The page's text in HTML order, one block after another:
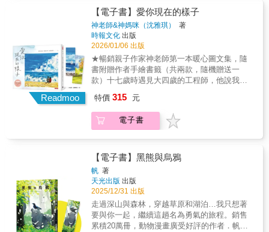
感，彷彿這份陪伴真的存在於自己的日常裡。
圖像與文字彼此留白，營造出舒適、緩慢的閱
讀節奏。療癒人心的陪伴感故事沒有強烈的情
節推進，也不試圖告訴讀者「應該怎麼做」。
它只是溫柔地提醒我們：可以停下來喘口氣，
可以什麼都不做。你不需要立刻變好，也不必
變得更努力，「你已經夠好了。」允許自己短
暫地柔軟下來，在任何狀態裡，都被好好接
住。規格：17 x 23 x 1cm / 精裝 / 全彩 / 無注
音。
屋、陰莖博物館、傑古沙龍冰河湖、龍蝦鎮、
惠爾火山口、極光……■ 冰島旅遊汁訊圖鑑冰
島地圖、旅行小物、住宿、吃喝、教堂、泡溫
泉、設計小店、美術館、燈塔、動物
PAPAPA……■ 歡迎登上小高潮旅行社首發車--
IKUIKU ICELANDPOV：你想像的冰島只有極
光和溫泉嗎？跟著色長去旅行，這是一趟多重
高潮的公路之旅！→ 除了朝聖《白日夢冒險
王》場景、爬冰川、登火山……還有～◢ 逛美
直擊冰島動物PAPAPA→ 這更是一場用插畫設
計與漫畫拼貼出的「冰島之旅」刊物--～貼腥安
排～特別收錄！◢ 35篇公路旅行漫畫◢ 上百個
旅行汁訊景點圖鑑～細腥繪製～加強推播！◢
旅行海報的構圖感◢ 設計雜誌的編排感◢ 美美
圖鑑的收藏感每一頁都是視覺享受的紙上旅
行，讓我們一休尼??！??！冰島！■ 次回預告
《小高潮旅行社》為系列刊物，「每季」帶你
出發一個北歐國家或城市～第2站--瑞典 | 一頁
頁IKEA型錄的生活提案 第3站--哥本哈根 | 逛一
本丹麥設計雜誌 第4站--赫爾辛基 | 一本關於芬
Readmoo
【電子書】愛你現在的樣子
神老師&神媽咪（沈雅琪）
著
時報文化 出版
2026/01/06 出版
★暢銷親子作家神老師第一本暖心圖文集，隨
書附贈作者手繪書籤（共兩款，隨機贈送一
款）十七歲時遇見大四歲的工程師，他說我是
熟。三十年來，一起攜手走過人生中的風風雨
雨，經歷了無數考驗--我們，依舊是彼此心中最
喜歡的模樣。
特價 315 元
電子書
【電子書】黑熊與烏鴉
帆 著
天光出版 出版
2025/12/31 出版
走過深山與森林，穿越草原和湖泊…我只想著
要與你一起，繼續這趟名為勇氣的旅程。銷售
累積20萬冊，動物漫畫廣受好評的作者．帆最